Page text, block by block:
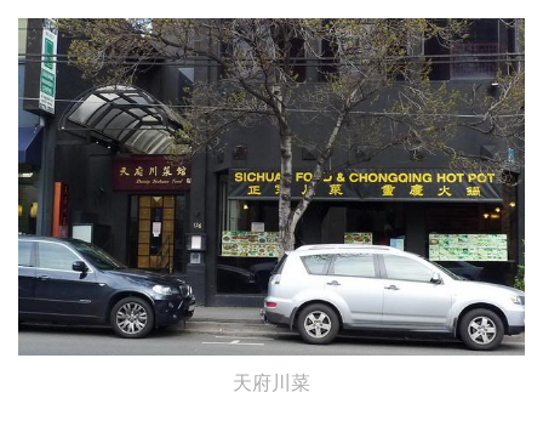
天府川菜